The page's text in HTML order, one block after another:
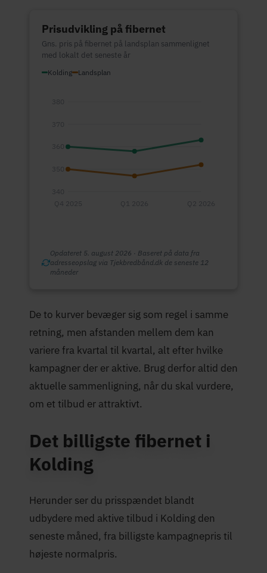
Prisudvikling på fibernet
Gns. pris på fibernet på landsplan sammenlignet
med lokalt det seneste år
Kolding Landsplan
380
370
360
350
340
Q4 2025
Q1 2026 Q2 2026
Opdateret 5. august 2026 · Baseret på data fra
adresseopslag via Tjekbredbånd.dk de seneste 12
måneder
De to kurver bevæger sig som regel i samme
retning, men afstanden mellem dem kan
variere fra kvartal til kvartal, alt efter hvilke
kampagner der er aktive. Brug derfor altid den
aktuelle sammenligning, når du skal vurdere,
om et tilbud er attraktivt.
Det billigste fibernet i
Kolding
Herunder ser du prisspændet blandt
udbydere med aktive tilbud i Kolding den
seneste måned, fra billigste kampagnepris til
højeste normalpris.